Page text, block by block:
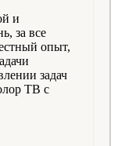
и
за все
опыт,
задач
ТВ с